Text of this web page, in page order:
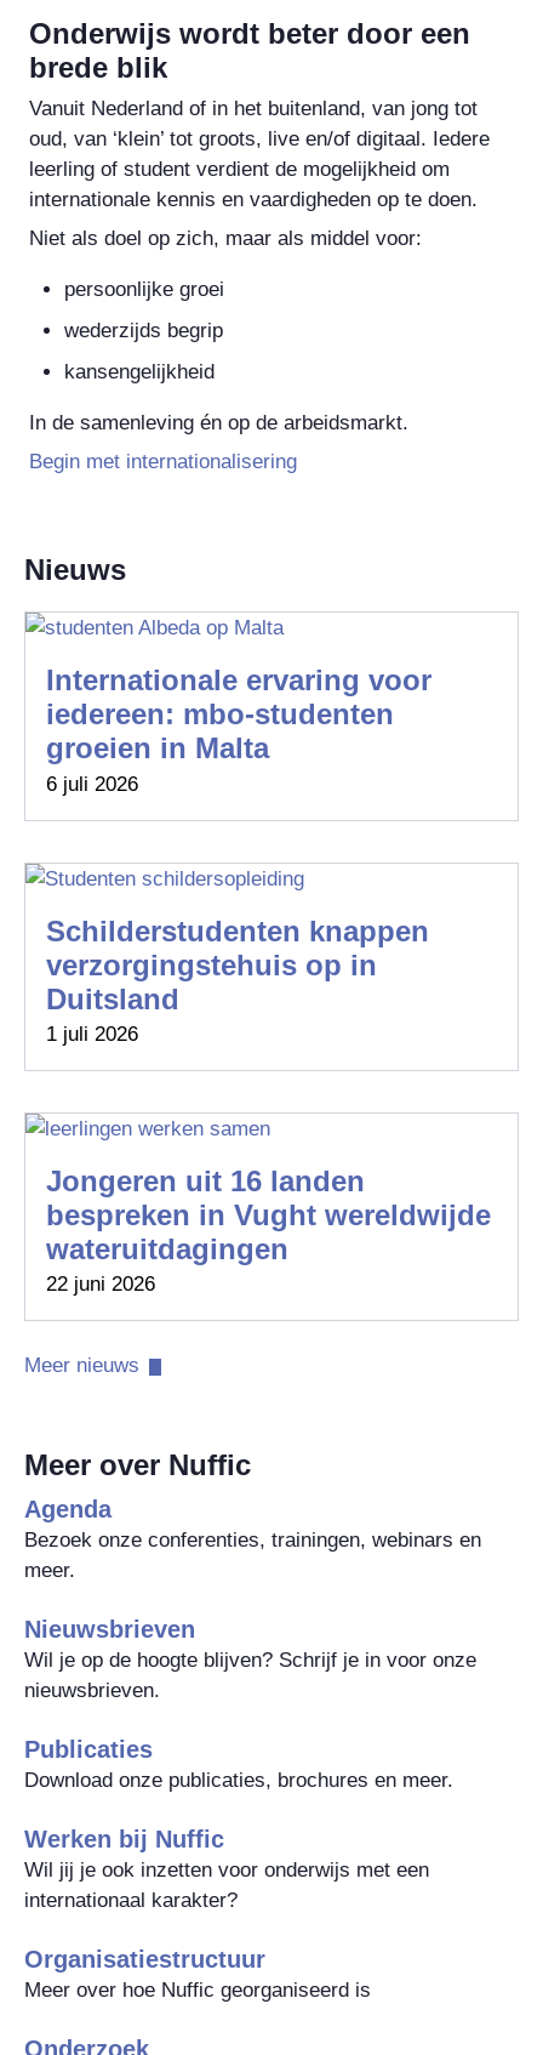
Onderwijs wordt beter door een
brede blik
Vanuit Nederland of in het buitenland, van jong tot
oud, van ‘klein’ tot groots, live en/of digitaal. Iedere
leerling of student verdient de mogelijkheid om
internationale kennis en vaardigheden op te doen.
Niet als doel op zich, maar als middel voor:
persoonlijke groei
wederzijds begrip
kansengelijkheid
In de samenleving én op de arbeidsmarkt.
Begin met internationalisering
Nieuws
Internationale ervaring voor
iedereen: mbo-studenten
groeien in Malta
6 juli 2026
Schilderstudenten knappen
verzorgingstehuis op in
Duitsland
1 juli 2026
Jongeren uit 16 landen
bespreken in Vught wereldwijde
wateruitdagingen
22 juni 2026
Meer nieuws​
Meer over Nuffic
Agenda
Bezoek onze conferenties, trainingen, webinars en
meer.
Nieuwsbrieven
Wil je op de hoogte blijven? Schrijf je in voor onze
nieuwsbrieven.
Publicaties
Download onze publicaties, brochures en meer.
Werken bij Nuffic
Wil jij je ook inzetten voor onderwijs met een
internationaal karakter?
Organisatiestructuur
Meer over hoe Nuffic georganiseerd is
Onderzoek